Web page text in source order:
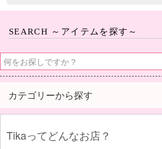
SEARCH ～アイテムを探す～
カテゴリーから探す
Tikaってどんなお店？